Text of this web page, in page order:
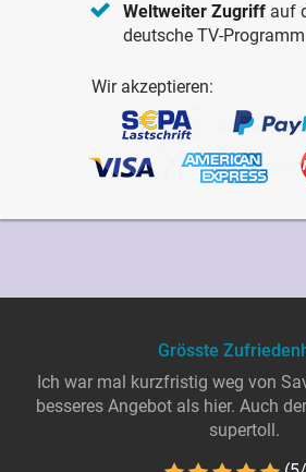
Weltweiter Zugriff auf
deutsche TV-Programm
Wir akzeptieren:
Grösste
Ich war mal kurzfristig weg von
besseres Angebot als hier. Auch
supertoll.